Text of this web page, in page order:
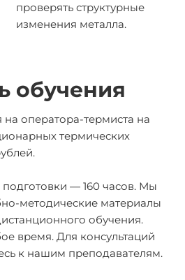
проверять структурные
изменения металла.
обучения
на оператора-термиста на
термических
— 160 часов. Мы
методические материалы
обучения.
время. Для консультаций
к нашим преподавателям.